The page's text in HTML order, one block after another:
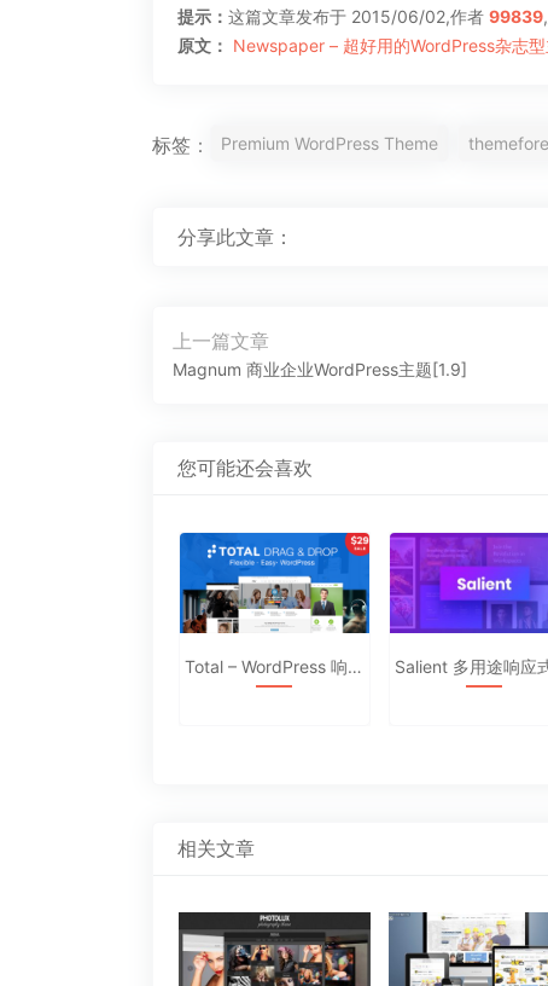
提示： 这篇文章发布于 2015/06/02,作者 99839
原文： Newspaper – 超好用的WordPress杂志
标签： Premium WordPress Theme
分享此文章：
章
导
上一篇文章
上
文
章：
Magnum 商业企业WordPress主题[1.9]
您可能还会喜欢
Total – WordPress 响应多用主题汉化版5.0.7
相关文章